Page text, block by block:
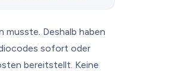
musste. Deshalb haben
sofort oder
bereitstellt. Keine